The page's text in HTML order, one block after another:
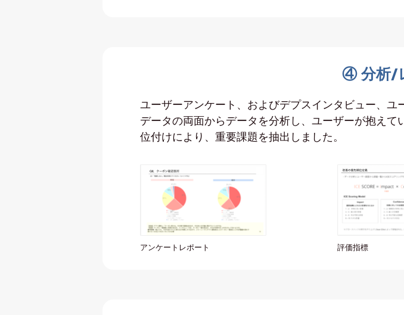
④ 分析/
ユーザーアンケート、およびデプスインタビュー、
データの両面からデータを分析し、ユーザーが抱え
位付けにより、重要課題を抽出しました。
アンケートレポート 評価指標